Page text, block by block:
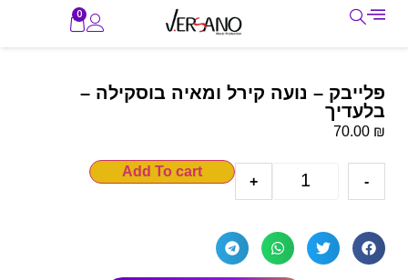
0
פלייבק – נועה קירל ומאיה בוסקילה –
בלעדיך
70.00 ₪
-
+
Add To cart